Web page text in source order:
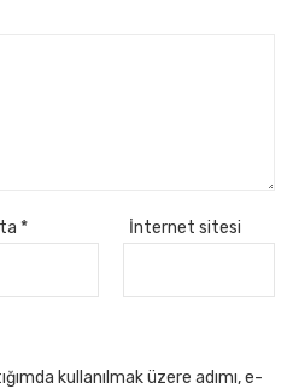
* İnternet sitesi
kullanılmak üzere adımı, e-